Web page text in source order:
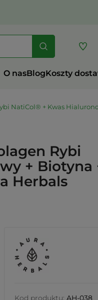
O nasBlogKoszty
NatiCol® + Kwas
Rybi
+ Biotyna
Herbals
Kod produktu: AH-038